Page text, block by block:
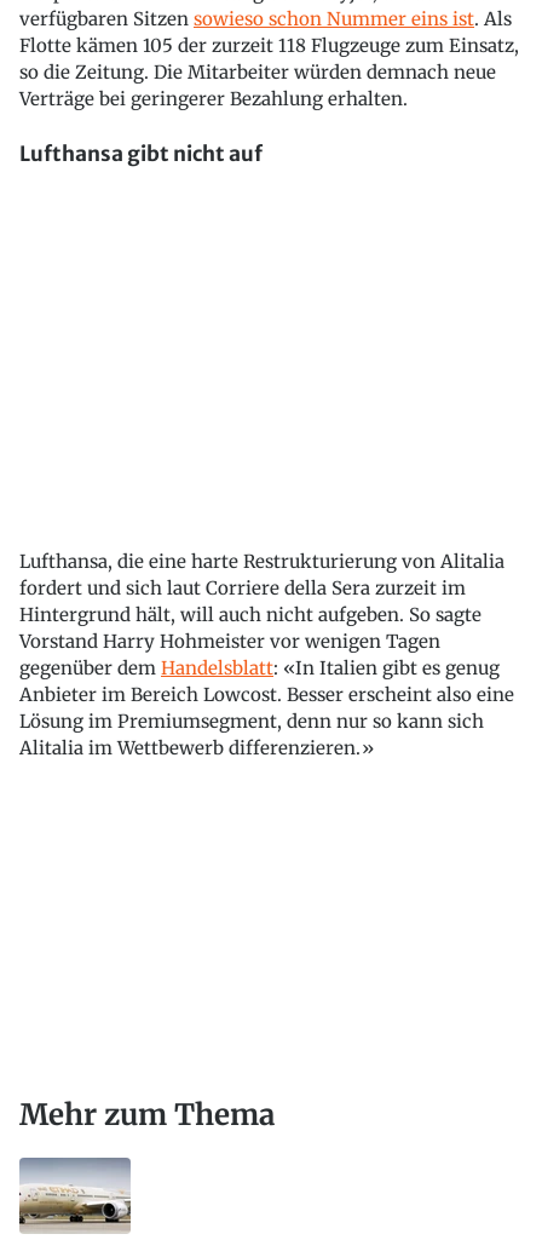
verfügbaren Sitzen sowieso schon Nummer eins ist. Als
Flotte kämen 105 der zurzeit 118 Flugzeuge zum Einsatz,
so die Zeitung. Die Mitarbeiter würden demnach neue
Verträge bei geringerer Bezahlung erhalten.
Lufthansa gibt nicht auf
Lufthansa, die eine harte Restrukturierung von Alitalia
fordert und sich laut Corriere della Sera zurzeit im
Hintergrund hält, will auch nicht aufgeben. So sagte
Vorstand Harry Hohmeister vor wenigen Tagen
gegenüber dem Handelsblatt: «In Italien gibt es genug
Anbieter im Bereich Lowcost. Besser erscheint also eine
Lösung im Premiumsegment, denn nur so kann sich
Alitalia im Wettbewerb differenzieren.»
Mehr zum Thema